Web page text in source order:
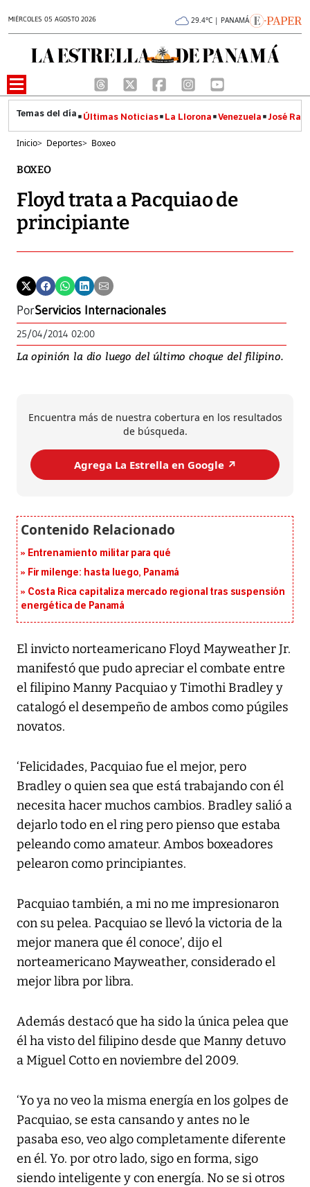
MIÉRCOLES 05 AGOSTO 2026 29.4°C | PANAMÁ
Últimas Noticias La Llorona Venezuela José
Inicio> Deportes> Boxeo
BOXEO
Floyd trata a Pacquiao de
principiante
PorServicios Internacionales
25/04/2014 02:00
La opinión la dio luego del último choque del filipino.
Encuentra más de nuestra cobertura en los resultados
de búsqueda.
Agrega La Estrella en Google ↗️
Entrenamiento militar para qué
Fir milenge: hasta luego, Panamá
Costa Rica capitaliza mercado regional tras suspensión
energética de Panamá
El invicto norteamericano Floyd Mayweather Jr.
manifestó que pudo apreciar el combate entre
el filipino Manny Pacquiao y Timothi Bradley y
catalogó el desempeño de ambos como púgiles
novatos.
‘Felicidades, Pacquiao fue el mejor, pero
Bradley o quien sea que está trabajando con él
necesita hacer muchos cambios. Bradley salió a
dejarlo todo en el ring pero pienso que estaba
peleando como amateur. Ambos boxeadores
pelearon como principiantes.
Pacquiao también, a mi no me impresionaron
con su pelea. Pacquiao se llevó la victoria de la
mejor manera que él conoce’, dijo el
norteamericano Mayweather, considerado el
mejor libra por libra.
Además destacó que ha sido la única pelea que
él ha visto del filipino desde que Manny detuvo
a Miguel Cotto en noviembre del 2009.
‘Yo ya no veo la misma energía en los golpes de
Pacquiao, se esta cansando y antes no le
pasaba eso, veo algo completamente diferente
en él. Yo. por otro lado, sigo en forma, sigo
siendo inteligente y con energía. No se si otros